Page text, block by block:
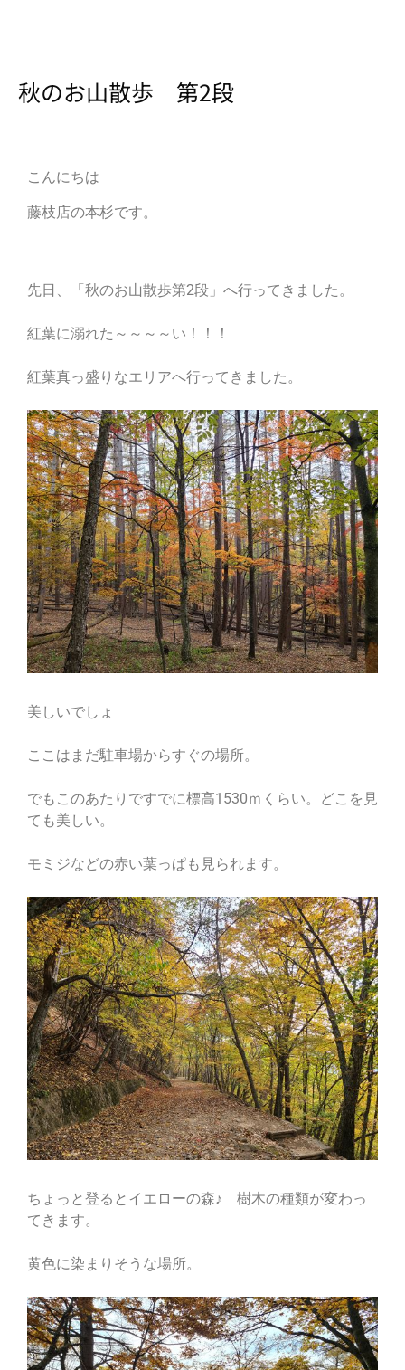
秋のお山散歩 第2段
こんにちは
藤枝店の本杉です。
先日、「秋のお山散歩第2段」へ行ってきました。
紅葉に溺れた～～～～い！！！
紅葉真っ盛りなエリアへ行ってきました。
美しいでしょ
ここはまだ駐車場からすぐの場所。
でもこのあたりですでに標高1530ｍくらい。どこを見
ても美しい。
モミジなどの赤い葉っぱも見られます。
ちょっと登るとイエローの森♪ 樹木の種類が変わっ
てきます。
黄色に染まりそうな場所。